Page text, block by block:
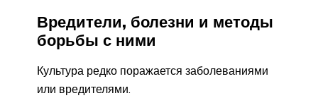
Вредители, болезни и методы
борьбы с ними
Культура редко поражается заболеваниями
или вредителями.